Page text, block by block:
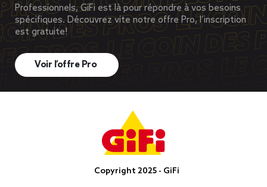
Professionnels, GiFi est là pour répondre à vos besoins
spécifiques. Découvrez vite notre offre Pro, l’inscription
est gratuite!
Voir l’offre Pro
Copyright 2025 - GiFi